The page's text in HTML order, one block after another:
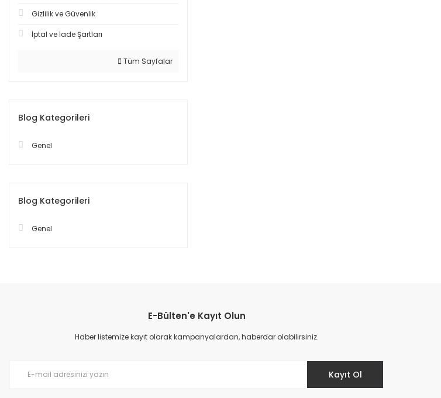
Gizlilik ve Güvenlik
İptal ve İade Şartları
Tüm Sayfalar
Blog Kategorileri
Genel
Blog Kategorileri
Genel
E-Bülten'e Kayıt Olun
Haber listemize kayıt olarak kampanyalardan, haberdar olabilirsiniz.
Kayıt Ol